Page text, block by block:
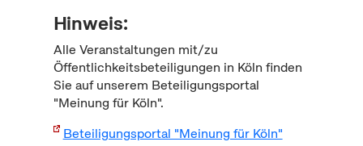
Hinweis:
Alle Veranstaltungen mit/zu
Öffentlichkeitsbeteiligungen in Köln finden
Sie auf unserem Beteiligungsportal
"Meinung für Köln".
Beteiligungsportal "Meinung für Köln"